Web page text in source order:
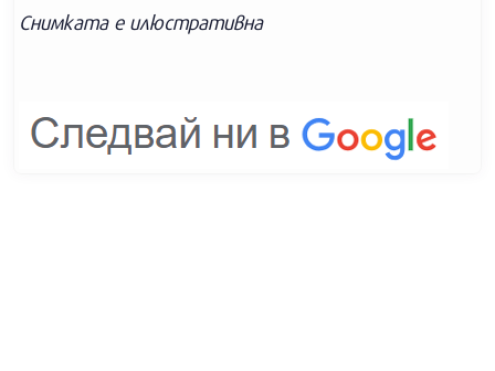
Снимката е илюстративна